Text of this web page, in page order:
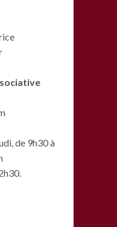
de 9h30 à